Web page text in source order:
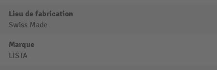
Lieu de fabrication
Swiss Made
Marque
LISTA